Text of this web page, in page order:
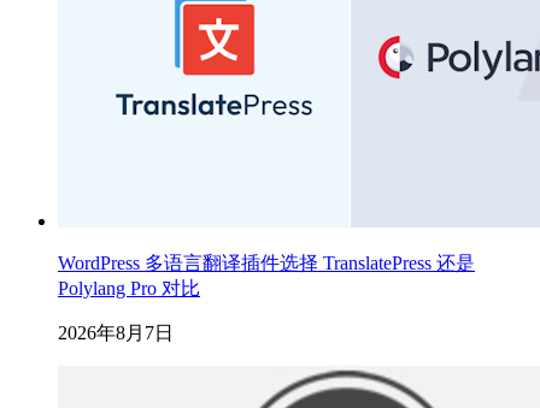
WordPress 多语言翻译插件选择 TranslatePress 还是
Polylang Pro 对比
2026年8月7日